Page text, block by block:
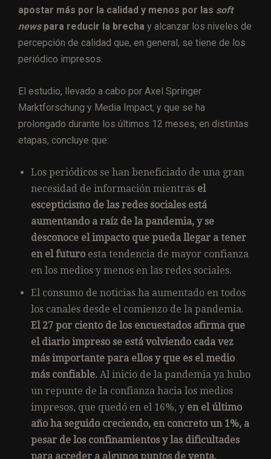
apostar más por la calidad y menos por las soft
newspara reducir la brecha y alcanzar los niveles de
percepción de calidad que, en general, se tiene de los
periódico impresos.
El estudio, llevado a cabo por Axel Springer
Marktforschung y Media Impact, y que se ha
prolongado durante los últimos 12 meses, en distintas
etapas, concluye que:
Los periódicos se han beneficiado de una gran
necesidad de información mientras el
escepticismo de las redes sociales está
aumentando a raíz de la pandemia, y se
desconoce el impacto que pueda llegar a tener
en el futuro esta tendencia de mayor confianza
en los medios y menos en las redes sociales.
El consumo de noticias ha aumentado en todos
los canales desde el comienzo de la pandemia.
El 27 por ciento de los encuestados afirma que
el diario impreso se está volviendo cada vez
más importante para ellos y que es el medio
más confiable. Al inicio de la pandemia ya hubo
un repunte de la confianza hacia los medios
impresos, que quedó en el 16%, y en el último
año ha seguido creciendo, en concreto un 1%, a
pesar de los confinamientos y las dificultades
para acceder a algunos puntos de venta.